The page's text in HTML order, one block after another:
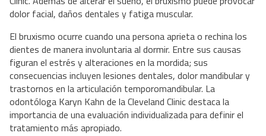
dolor facial, daños dentales y fatiga muscular.
El bruxismo ocurre cuando una persona aprieta o rechina los
dientes de manera involuntaria al dormir. Entre sus causas
figuran el estrés y alteraciones en la mordida; sus
consecuencias incluyen lesiones dentales, dolor mandibular y
trastornos en la articulación temporomandibular. La
odontóloga Karyn Kahn de la Cleveland Clinic destaca la
importancia de una evaluación individualizada para definir el
tratamiento más apropiado.